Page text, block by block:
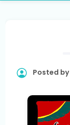
Posted by